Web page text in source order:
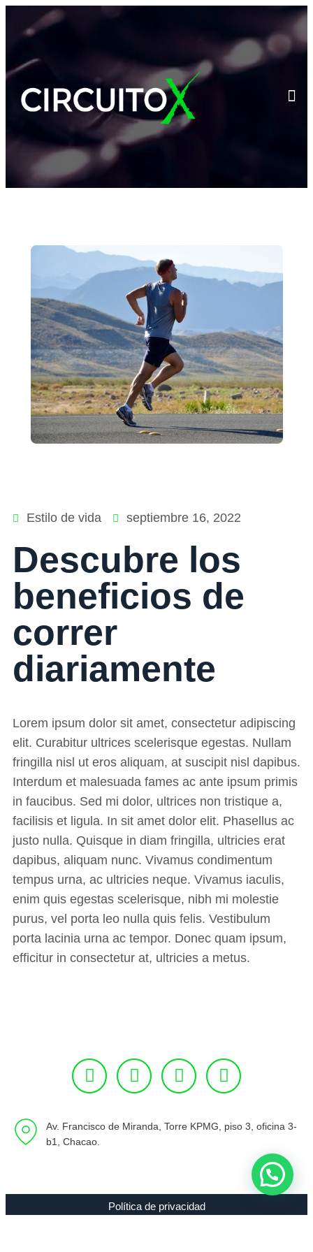
Estilo de vida septiembre 16, 2022
Descubre los
beneficios de
correr
diariamente
Lorem ipsum dolor sit amet, consectetur adipiscing
elit. Curabitur ultrices scelerisque egestas. Nullam
fringilla nisl ut eros aliquam, at suscipit nisl dapibus.
Interdum et malesuada fames ac ante ipsum primis
in faucibus. Sed mi dolor, ultrices non tristique a,
facilisis et ligula. In sit amet dolor elit. Phasellus ac
justo nulla. Quisque in diam fringilla, ultricies erat
dapibus, aliquam nunc. Vivamus condimentum
tempus urna, ac ultricies neque. Vivamus iaculis,
enim quis egestas scelerisque, nibh mi molestie
purus, vel porta leo nulla quis felis. Vestibulum
porta lacinia urna ac tempor. Donec quam ipsum,
efficitur in consectetur at, ultricies a metus.
Av. Francisco de Miranda, Torre KPMG, piso 3, oficina 3-
b1, Chacao.
Política de privacidad